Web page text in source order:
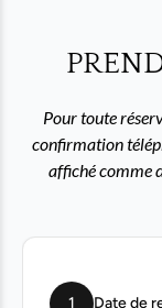
Pour toute
confirmation
affiché comme